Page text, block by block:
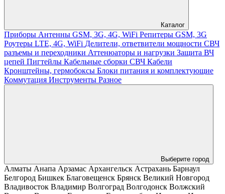
Каталог
Приборы Антенны GSM, 3G, 4G, WiFi Репитеры GSM, 3G
Роутеры LTE, 4G, WiFi Делители, ответвители мощности СВЧ
разъемы и переходники Аттенюаторы и нагрузки Защита ВЧ
цепей Пигтейлы Кабельные сборки СВЧ Кабели
Кронштейны, гермобоксы Блоки питания и комплектующие
Коммутация Инструменты Разное
Выберите город
Алматы Анапа Арзамас Архангельск Астрахань Барнаул
Белгород Бишкек Благовещенск Брянск Великий Новгород
Владивосток Владимир Волгоград Волгодонск Волжский